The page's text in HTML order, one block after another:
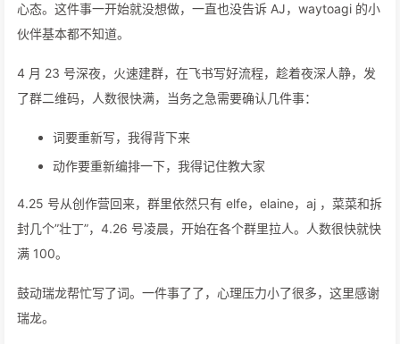
心态。这件事一开始就没想做，一直也没告诉 AJ，waytoagi 的小
伙伴基本都不知道。
4 月 23 号深夜，火速建群，在飞书写好流程，趁着夜深人静，发
了群二维码，人数很快满，当务之急需要确认几件事：
词要重新写，我得背下来
动作要重新编排一下，我得记住教大家
4.25 号从创作营回来，群里依然只有 elfe，elaine，aj ，菜菜和拆
封几个”壮丁”，4.26 号凌晨，开始在各个群里拉人。人数很快就快
满 100。
鼓动瑞龙帮忙写了词。一件事了了，心理压力小了很多，这里感谢
瑞龙。